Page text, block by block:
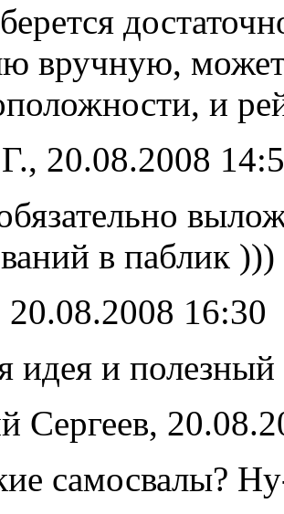
вручную,
и
20.08.2008
в паблик )))
20.08.2008 16:30
идея и
Сергеев,
самосвалы?